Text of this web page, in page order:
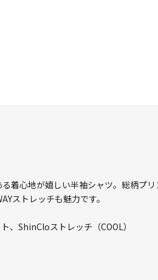
着心地が嬉しい半袖シャツ。総柄プ
ストレッチも魅力です。
ShinCloストレッチ（COOL）